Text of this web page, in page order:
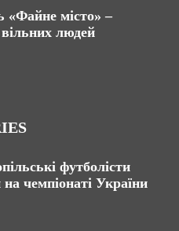
«Файне місто» –
людей
футболісти
чемпіонаті України